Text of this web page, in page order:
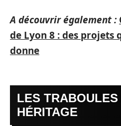
A découvrir également :
de Lyon 8 : des projets
donne
LES
HÉRITAGE